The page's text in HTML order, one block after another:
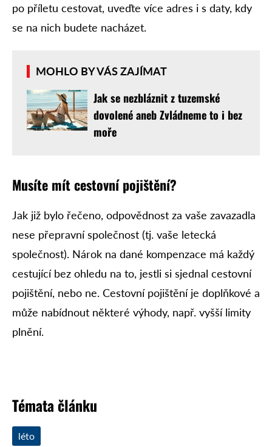
po příletu cestovat, uveďte více adres i s daty, kdy
se na nich budete nacházet.
MOHLO BY VÁS ZAJÍMAT
Jak se nezbláznit z tuzemské
dovolené aneb Zvládneme to i bez
moře
Musíte mít cestovní pojištění?
Jak již bylo řečeno, odpovědnost za vaše zavazadla
nese přepravní společnost (tj. vaše letecká
společnost). Nárok na dané kompenzace má každý
cestující bez ohledu na to, jestli si sjednal cestovní
pojištění, nebo ne. Cestovní pojištění je doplňkové a
může nabídnout některé výhody, např. vyšší limity
plnění.
Témata článku
léto